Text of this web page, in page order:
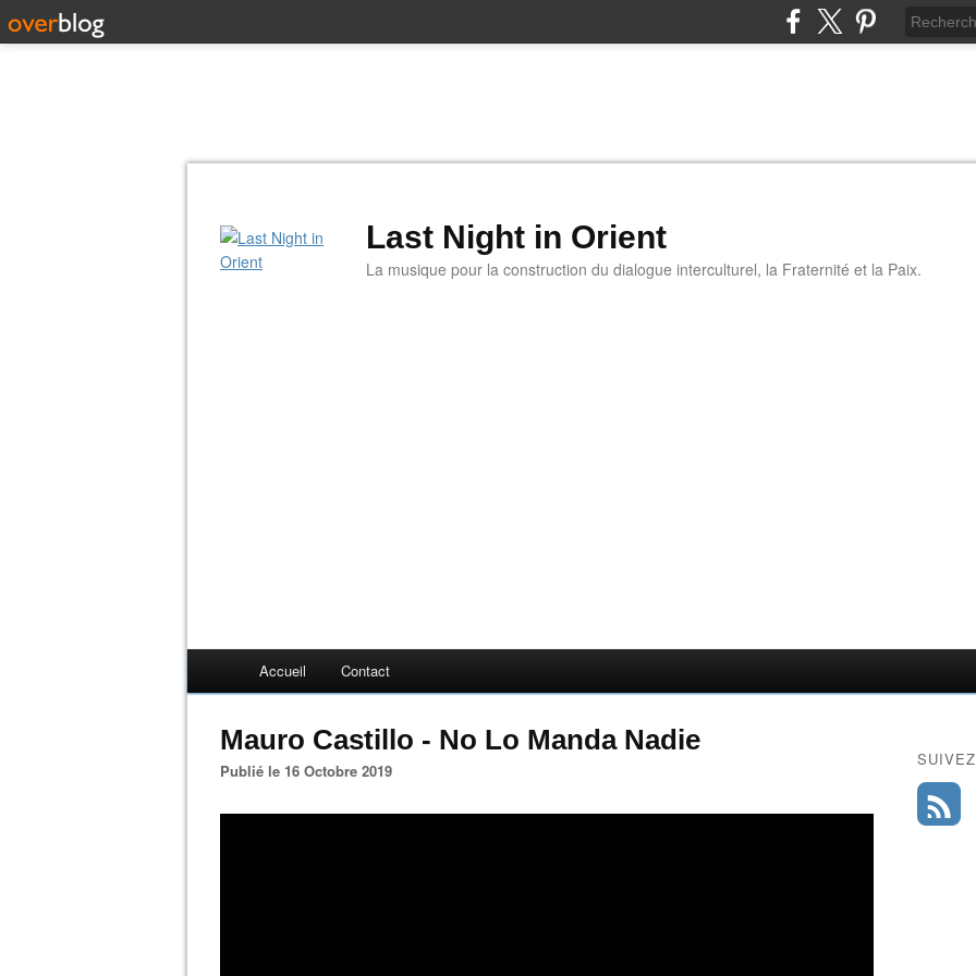
Last Night in Orient
La musique pour la construction du dialogue interculturel, la Fraternité et la Paix.
Accueil Contact
Mauro Castillo - No Lo Manda Nadie
Publié le 16 Octobre 2019